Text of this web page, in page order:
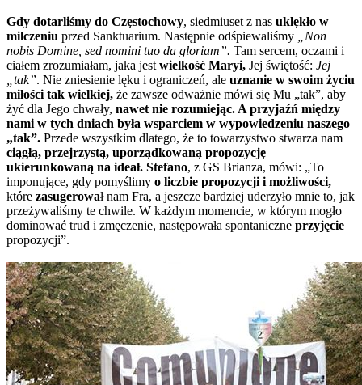
Gdy dotarliśmy do Częstochowy, siedmiuset z nas uklękło w
milczeniu przed Sanktuarium. Następnie odśpiewaliśmy
„Non
nobis Domine, sed nomini tuo da gloriam”. Tam sercem, oczami i
ciałem zrozumiałam, jaka jest wielkość Maryi, Jej świętość: Jej
„tak”. Nie zniesienie lęku i ograniczeń, ale uznanie w swoim życiu
miłości tak wielkiej, że zawsze odważnie mówi się Mu „tak”, aby
żyć dla Jego chwały, nawet nie rozumiejąc. A przyjaźń między
nami w tych dniach była wsparciem w wypowiedzeniu naszego
„tak”. Przede wszystkim dlatego, że to towarzystwo stwarza nam
ciągłą, przejrzystą, uporządkowaną propozycję
ukierunkowaną na ideał. Stefano, z GS Brianza, mówi: „To
imponujące, gdy pomyślimy o liczbie propozycji i możliwości,
które zasugerował nam Fra, a jeszcze bardziej uderzyło mnie to, jak
przeżywaliśmy te chwile. W każdym momencie, w którym mogło
dominować trud i zmęczenie, następowała spontaniczne przyjęcie
propozycji”.